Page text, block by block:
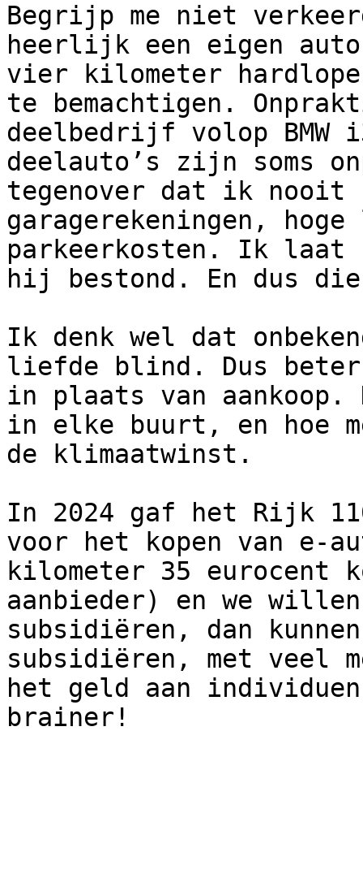
Begrijp me niet
heerlijk een eigen auto
vier kilometer
te bemachtigen.
deelbedrijf volop
deelauto’s zijn soms
tegenover dat ik nooit
garagerekeningen,
parkeerkosten. Ik laat
hij bestond. En dus
Ik denk wel dat
liefde blind. Dus
in plaats van aankoop.
in elke buurt, en hoe
de klimaatwinst.
In 2024 gaf het Rijk
voor het kopen van e-
kilometer 35
aanbieder) en we
subsidiëren, dan
subsidiëren, met veel
het geld aan